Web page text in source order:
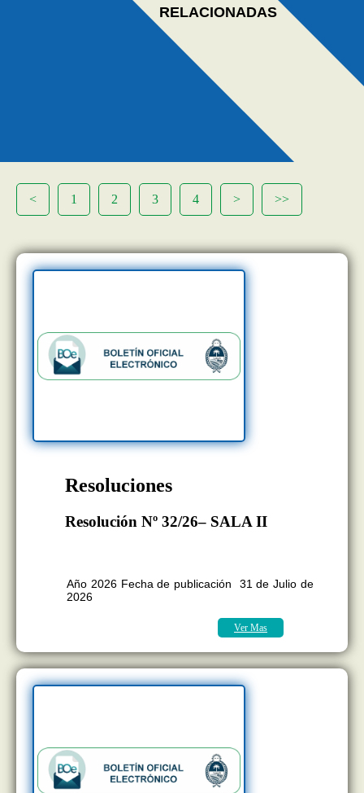
RELACIONADAS
< 1 2 3 4 > >>
Resoluciones
Resolución Nº 32/26– SALA II
Año 2026 Fecha de publicación 31 de Julio de
2026
Ver Mas